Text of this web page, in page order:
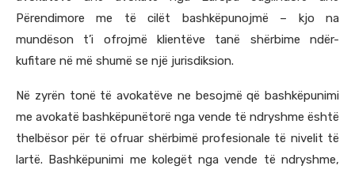
Përendimore me të cilët bashkëpunojmë – kjo na
mundëson t’i ofrojmë klientëve tanë shërbime ndër-
kufitare në më shumë se një jurisdiksion.
Në zyrën tonë të avokatëve ne besojmë që bashkëpunimi
me avokatë bashkëpunëtorë nga vende të ndryshme është
thelbësor për të ofruar shërbimë profesionale të nivelit të
lartë. Bashkëpunimi me kolegët nga vende të ndryshme,